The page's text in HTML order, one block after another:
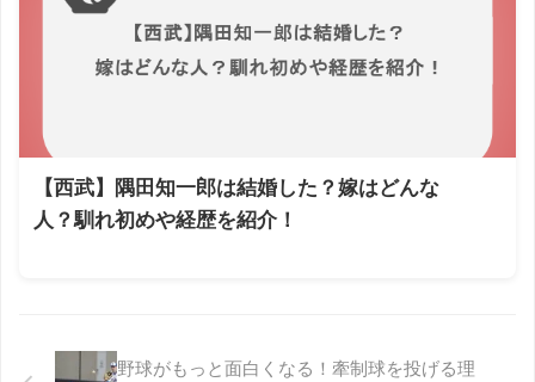
【西武】隅田知一郎は結婚した？嫁はどんな
人？馴れ初めや経歴を紹介！
野球がもっと面白くなる！牽制球を投げる理